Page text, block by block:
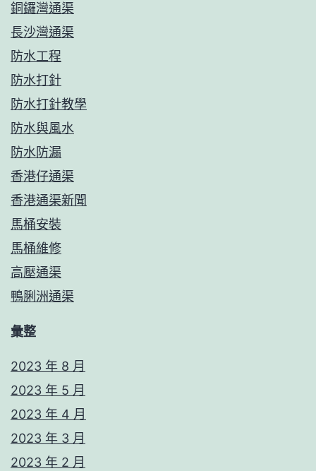
銅鑼灣通渠
長沙灣通渠
防水工程
防水打針
防水打針教學
防水與風水
防水防漏
香港仔通渠
香港通渠新聞
馬桶安裝
馬桶維修
高壓通渠
鴨脷洲通渠
彙整
2023 年 8 月
2023 年 5 月
2023 年 4 月
2023 年 3 月
2023 年 2 月